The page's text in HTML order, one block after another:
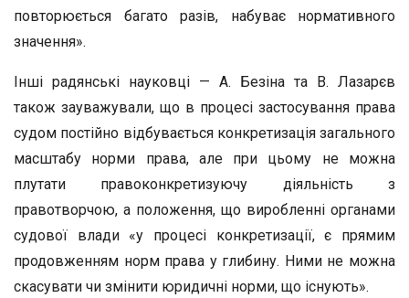
повторюється багато разів, набуває нормативного
значення».
Інші радянські науковці — А. Безіна та В. Лазарєв
також зауважували, що в процесі застосування права
судом постійно відбувається конкретизація загального
масштабу норми права, але при цьому не можна
плутати правоконкретизуючу діяльність з
правотворчою, а положення, що виробленні органами
судової влади «у процесі конкретизації, є прямим
продовженням норм права у глибину. Ними не можна
скасувати чи змінити юридичні норми, що існують».